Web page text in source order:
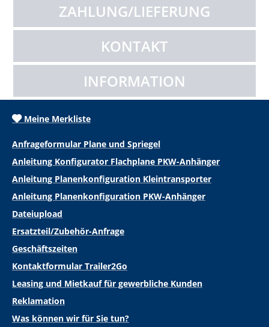
ZAHLUNG/LIEFERUNG
KONTAKT
INFORMATION
Meine Merkliste
Anfrageformular Plane und Spriegel
Anleitung Konfigurator Flachplane PKW-Anhänger
Anleitung Planenkonfiguration Kleintransporter
Anleitung Planenkonfiguration PKW-Anhänger
Dateiupload
Ersatzteil/Zubehör-Anfrage
Geschäftszeiten
Kontaktformular Trailer2Go
Leasing und Mietkauf für gewerbliche Kunden
Reklamation
Was können wir für Sie tun?